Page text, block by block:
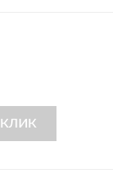
КЛИК